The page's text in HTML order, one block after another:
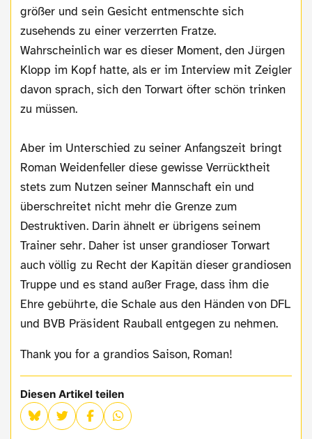
größer und sein Gesicht entmenschte sich
zusehends zu einer verzerrten Fratze.
Wahrscheinlich war es dieser Moment, den Jürgen
Klopp im Kopf hatte, als er im Interview mit Zeigler
davon sprach, sich den Torwart öfter schön trinken
zu müssen.
Aber im Unterschied zu seiner Anfangszeit bringt
Roman Weidenfeller diese gewisse Verrücktheit
stets zum Nutzen seiner Mannschaft ein und
überschreitet nicht mehr die Grenze zum
Destruktiven. Darin ähnelt er übrigens seinem
Trainer sehr. Daher ist unser grandioser Torwart
auch völlig zu Recht der Kapitän dieser grandiosen
Truppe und es stand außer Frage, dass ihm die
Ehre gebührte, die Schale aus den Händen von DFL
und BVB Präsident Rauball entgegen zu nehmen.
Thank you for a grandios Saison, Roman!
Diesen Artikel teilen